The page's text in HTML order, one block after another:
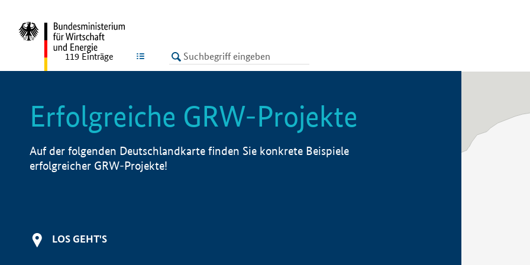
LISTE
119 Einträge
Erfolgreiche GRW-Projekte
Auf der folgenden Deutschlandkarte finden Sie konkrete Beispiele
erfolgreicher GRW-Projekte!
LOS GEHT'S